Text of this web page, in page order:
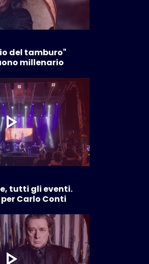
del tamburo"
millenario
tutti gli eventi.
Carlo Conti